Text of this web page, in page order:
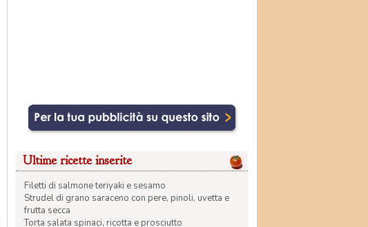
Ultime ricette inserite
Filetti di salmone teriyaki e sesamo
Strudel di grano saraceno con pere, pinoli, uvetta e
frutta secca
Torta salata spinaci, ricotta e prosciutto